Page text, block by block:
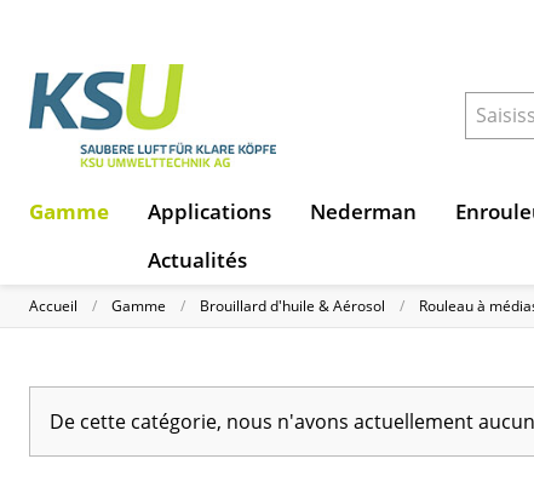
Gamme Applications Nederman
Actualités
Accueil Gamme Brouillard d'huile & Aérosol Rouleau à
De cette catégorie, nous n'avons actuellement